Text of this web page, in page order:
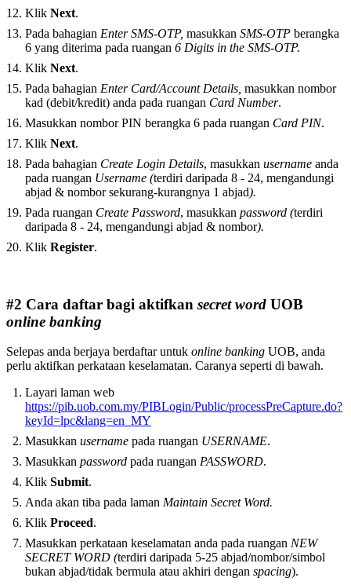
Klik Next.
Pada bahagian Enter SMS-OTP, masukkan SMS-OTP berangka
6 yang diterima pada ruangan 6 Digits in the SMS-OTP.
Klik Next.
Pada bahagian Enter Card/Account Details, masukkan nombor
kad (debit/kredit) anda pada ruangan Card Number.
Masukkan nombor PIN berangka 6 pada ruangan Card PIN.
Klik Next.
Pada bahagian Create Login Details, masukkan username anda
pada ruangan Username (terdiri daripada 8 - 24, mengandungi
abjad & nombor sekurang-kurangnya 1 abjad).
Pada ruangan Create Password, masukkan password (terdiri
daripada 8 - 24, mengandungi abjad & nombor).
Klik Register.
#2 Cara daftar bagi aktifkan secret word UOB
online banking
Selepas anda berjaya berdaftar untuk online banking UOB, anda
perlu aktifkan perkataan keselamatan. Caranya seperti di bawah.
Layari laman web
https://pib.uob.com.my/PIBLogin/Public/processPreCapture.do?
keyId=lpc&lang=en_MY
Masukkan username pada ruangan USERNAME.
Masukkan password pada ruangan PASSWORD.
Klik Submit.
Anda akan tiba pada laman Maintain Secret Word.
Klik Proceed.
Masukkan perkataan keselamatan anda pada ruangan NEW
SECRET WORD (terdiri daripada 5-25 abjad/nombor/simbol
bukan abjad/tidak bermula atau akhiri dengan spacing).